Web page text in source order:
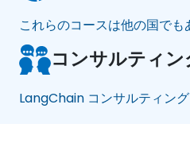
これらのコースは他の国でも
コンサルティン
LangChain コンサルティング